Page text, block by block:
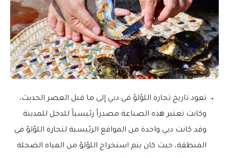
تعود تاريخ تجارة اللؤلؤ في دبي إلى ما قبل العصر الحديث،
وكانت تعتبر هذه الصناعة مصدراً رئيسياً للدخل للمدينة
وقد كانت دبي واحدة من المواقع الرئيسية لتجارة اللؤلؤ في
المنطقة، حيث كان يتم استخراج اللؤلؤ من المياه الضحلة